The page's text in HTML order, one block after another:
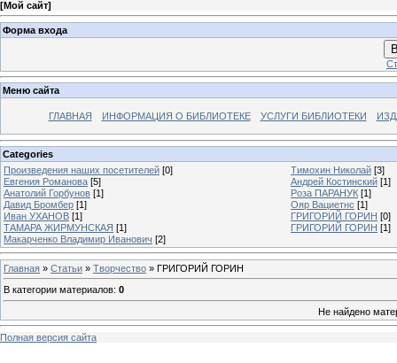
[Мой сайт]
Форма входа
Меню сайта
ГЛАВНАЯ ИНФОРМАЦИЯ О БИБЛИОТЕКЕ УСЛУГИ БИБЛИОТЕКИ
Categories
Произведения наших посетителей [0] Тимохин Николай [3]
Евгения Романова [5] Андрей Костинский [1]
Анатолий Горбунов [1] Роза ПАРАНУК [1]
Давид Бромбер [1] Ояр Вациетнс [1]
Иван УХАНОВ [1] ГРИГОРИЙ ГОРИН [0]
ТАМАРА ЖИРМУНСКАЯ [1] ГРИГОРИЙ ГОРИН [1]
Макарченко Владимир Иванович [2]
Главная » Статьи » Творчество » ГРИГОРИЙ ГОРИН
В категории материалов: 0
Не найдено
Полная версия сайта